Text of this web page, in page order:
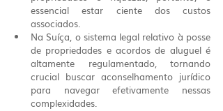
essencial estar ciente dos custos
associados.
Na Suíça, o sistema legal relativo à posse
de propriedades e acordos de aluguel é
altamente regulamentado, tornando
crucial buscar aconselhamento jurídico
para navegar efetivamente nessas
complexidades.